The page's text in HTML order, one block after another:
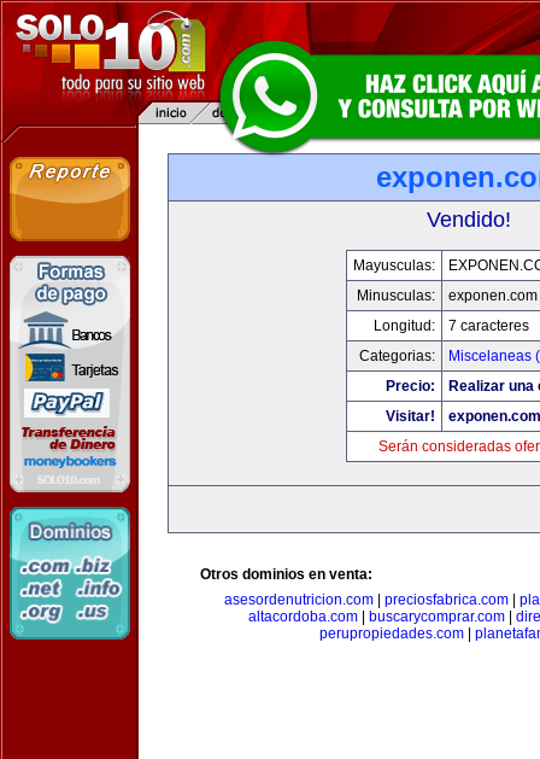
Vendido!
Mayusculas:
Minusculas:
exponen.com
Longitud:
7 caracteres
Categorias:
Miscelaneas
Precio:
Realizar una
Visitar!
exponen.com
Serán consideradas
Otros dominios en venta:
asesordenutricion.com
preciosfabrica.com
altacordoba.com
buscarycomprar.com
perupropiedades.com